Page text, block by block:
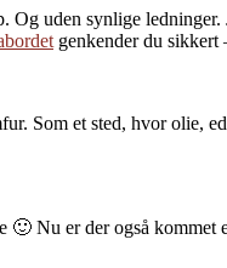
uden synlige
genkender du sikkert
Som et sted, hvor olie,
Nu er der også